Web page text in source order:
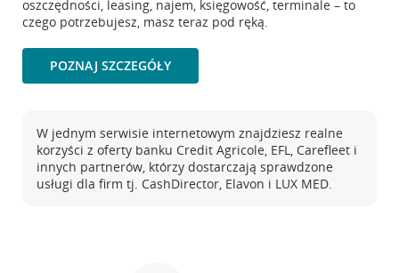
oszczędności, leasing, najem, księgowość, terminale – to
czego potrzebujesz, masz teraz pod ręką.
POZNAJ SZCZEGÓŁY
W jednym serwisie internetowym znajdziesz realne
korzyści z oferty banku Credit Agricole, EFL, Carefleet i
innych partnerów, którzy dostarczają sprawdzone
usługi dla firm tj. CashDirector, Elavon i LUX MED.